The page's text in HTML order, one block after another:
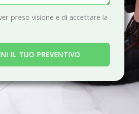
preso visione e di accettare la
IL TUO PREVENTIVO